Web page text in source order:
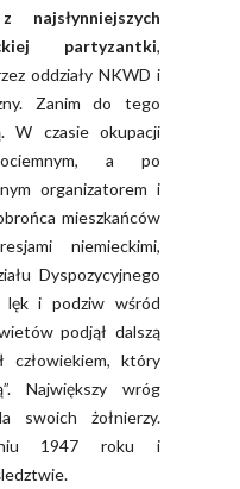
partyzantki,
oddziały NKWD i
Zanim do tego
W czasie okupacji
a po
organizatorem i
mieszkańców
niemieckimi,
Dyspozycyjnego
lęk i podziw wśród
podjął dalszą
człowiekiem, który
Największy wróg
swoich żołnierzy.
1947 roku i